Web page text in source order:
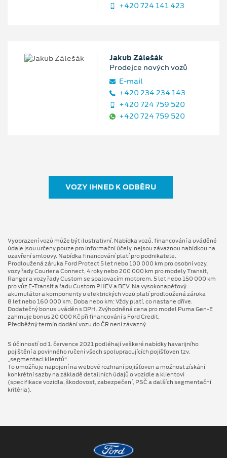
+420 724 141 423
Jakub Zálešák
Prodejce nových vozů
E‑mail
+420 234 234 143
+420 724 759 520
+420 724 759 520
VOZY IHNED K ODBĚRU
Vyobrazení vozů může být ilustrativní. Nabídka vozů, financování a uváděné
údaje jsou určeny pouze pro informační účely, nejsou závaznou nabídkou na
uzavření smlouvy. Nabídka financování platí pro podnikatele.
Prodloužená záruka Ford Protect 5 let nebo 100 000 km pro osobní vozy,
vozy řady Courier a Connect, 4 roky nebo 200 000 km pro modely Transit,
Ranger a vozy řady Custom se spalovacím motorem, 5 let nebo 150 000 km
pro vůz E-Transit a řadu Custom PHEV a BEV. Na vysokonapěťový
akumulátor a komponenty u elektrických vozů platí prodloužená záruka
8 let nebo 160 000 km. Doba nebo km: Vždy platí, co nastane dříve.
Dodatečný bonus uváděn s DPH. Zvýhodněná cena pro model Puma Gen⁠-⁠E
zahrnuje bonus 20 000 Kč při financování s Ford Credit.
Předběžný termín dodání vozu do ČR není závazný.
S účinností od 1. července 2021 podléhají veškeré nabídky havarijního
pojištění a povinného ručení všech spolupracujících pojišťoven tzv.
„segmentaci klientů“.
To umožňuje napojení na webové rozhraní pojišťoven a možnost získání
konkrétní sazby na základě detailních údajů o vozidle a klientovi
(specifikace vozidla, škodovost, zabezpečení, PSČ a dalších segmentační
kritéria).